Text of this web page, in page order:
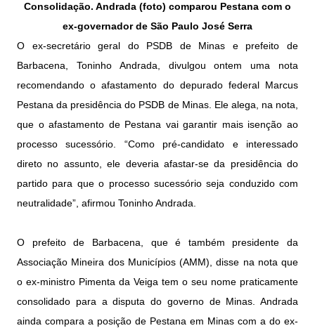
Consolidação. Andrada (foto) comparou Pestana com o
ex-governador de São Paulo José Serra
O ex-secretário geral do PSDB de Minas e prefeito de
Barbacena, Toninho Andrada, divulgou ontem uma nota
recomendando o afastamento do depurado federal Marcus
Pestana da presidência do PSDB de Minas. Ele alega, na nota,
que o afastamento de Pestana vai garantir mais isenção ao
processo sucessório. “Como pré-candidato e interessado
direto no assunto, ele deveria afastar-se da presidência do
partido para que o processo sucessório seja conduzido com
neutralidade”, afirmou Toninho Andrada.
O prefeito de Barbacena, que é também presidente da
Associação Mineira dos Municípios (AMM), disse na nota que
o ex-ministro Pimenta da Veiga tem o seu nome praticamente
consolidado para a disputa do governo de Minas. Andrada
ainda compara a posição de Pestana em Minas com a do ex-